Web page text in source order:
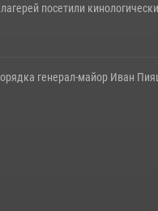
посетили
генерал-майор Иван